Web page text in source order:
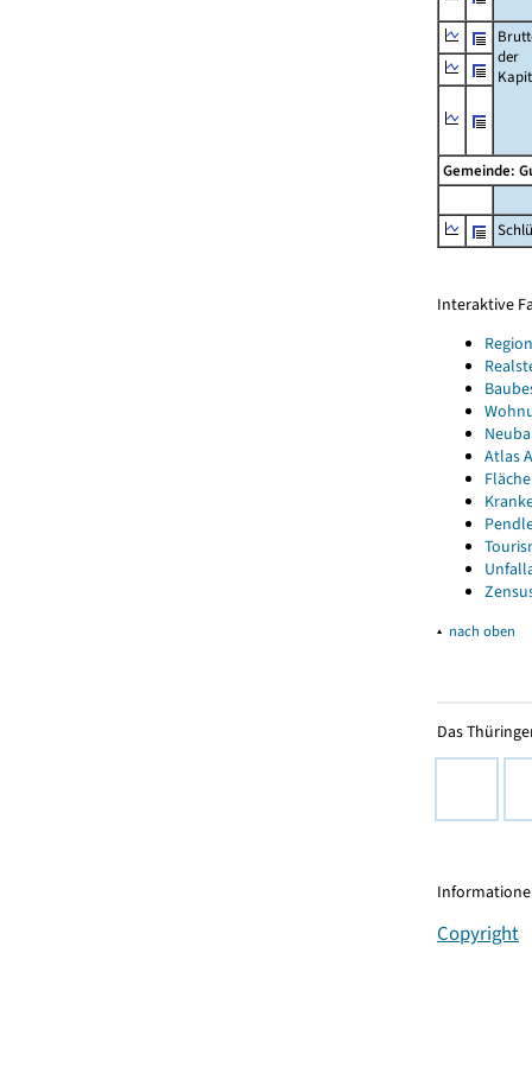
der
Gemeinde:
Interaktive
Atlas
▴ nach oben
Das
Copyright